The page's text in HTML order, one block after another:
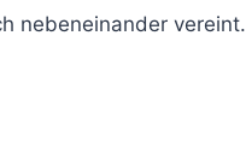
nebeneinander vereint.